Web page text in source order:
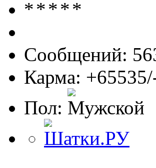
Сообщений:
Карма:
Пол: